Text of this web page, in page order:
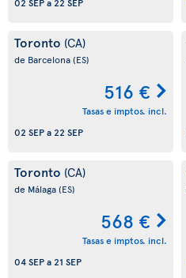
02 SEPa22 SEP
Toronto (CA)
de Barcelona(ES)
516 €
Tasas e imptos. incl.
02 SEPa22 SEP
Toronto (CA)
de Málaga(ES)
568 €
Tasas e imptos. incl.
04 SEPa21 SEP